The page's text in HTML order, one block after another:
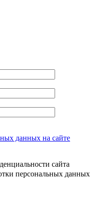
данных на сайте
сайта
персональных данных